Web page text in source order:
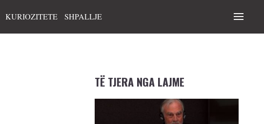
KURIOZITETE SHPALLJE
TË TJERA NGA LAJME